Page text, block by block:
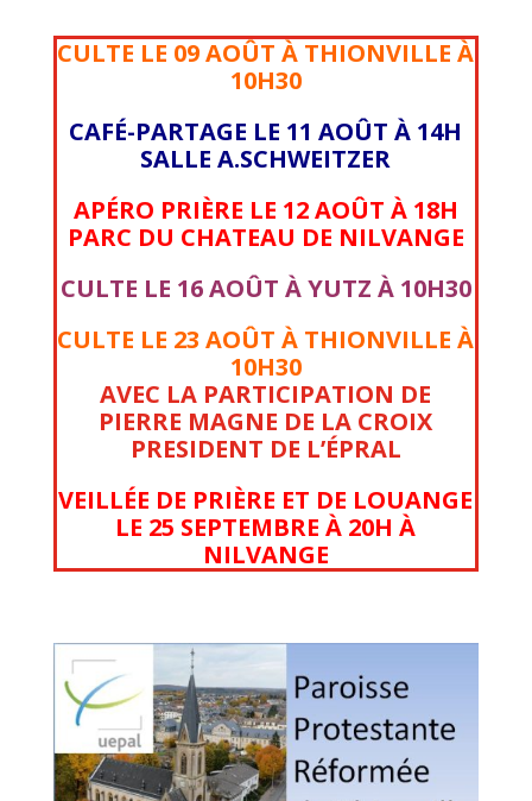
CULTE LE 09 AOÛT À THIONVILLE À
10H30
CAFÉ-PARTAGE LE 11 AOÛT À 14H
SALLE A.SCHWEITZER
APÉRO PRIÈRE LE 12 AOÛT À 18H
PARC DU CHATEAU DE NILVANGE
CULTE LE 16 AOÛT À YUTZ À 10H30
CULTE LE 23 AOÛT À THIONVILLE À
10H30
AVEC LA PARTICIPATION DE
PIERRE MAGNE DE LA CROIX
PRESIDENT DE L’ÉPRAL
VEILLÉE DE PRIÈRE ET DE LOUANGE
LE 25 SEPTEMBRE À 20H À
NILVANGE